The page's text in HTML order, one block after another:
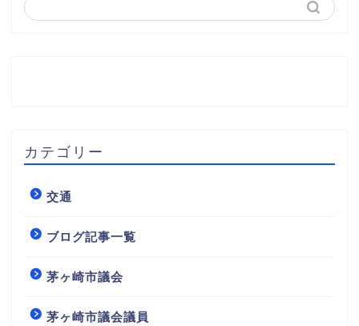
カテゴリー
交通
ブログ記事一覧
茅ヶ崎市議会
茅ヶ崎市議会議員